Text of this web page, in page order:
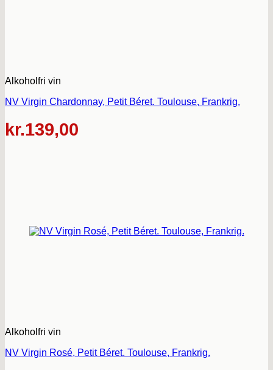
Alkoholfri vin
NV Virgin Chardonnay, Petit Béret. Toulouse, Frankrig.
kr.139,00
Alkoholfri vin
NV Virgin Rosé, Petit Béret. Toulouse, Frankrig.